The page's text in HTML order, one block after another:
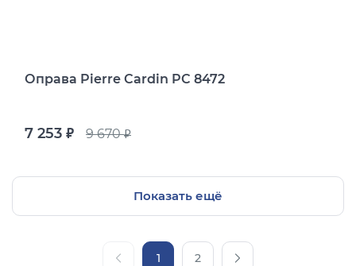
Оправа Pierre Cardin PC 8472
7 253 руб. 9 670руб.
Показать ещё
1 2